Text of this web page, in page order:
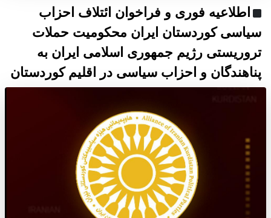
اطلاعیه فوری و فراخوان ائتلاف احزاب
سیاسی کوردستان ایران محکومیت حملات
تروریستی رژیم جمهوری اسلامی ایران به
پناهندگان و احزاب سیاسی در اقلیم کوردستان